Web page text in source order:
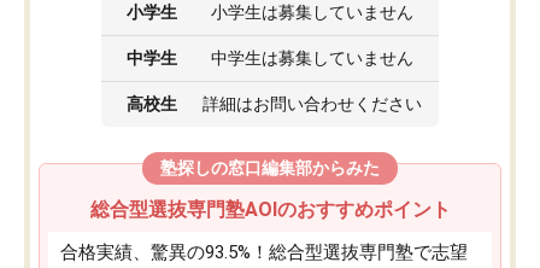
小学生 小学生は募集していません
中学生 中学生は募集していません
高校生 詳細はお問い合わせください
塾探しの窓口編集部からみた
総合型選抜専門塾AOIのおすすめポイント
合格実績、驚異の93.5%！総合型選抜専門塾で志望